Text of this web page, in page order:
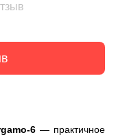
6 — практичное